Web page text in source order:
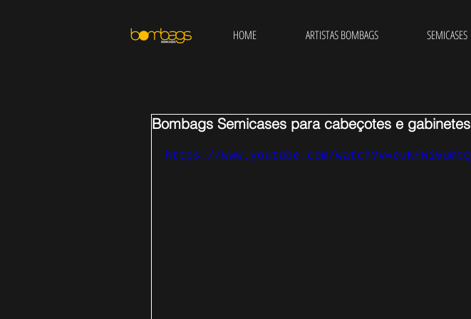
HOME ARTISTAS BOMBAGS SEMICASES
Bombags Semicases para cabeçotes e gabinetes
https://www.youtube.com/watch?v=euKFWi5umtQ